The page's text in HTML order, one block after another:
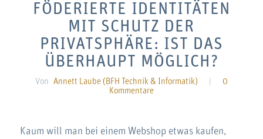
FÖDERIERTE IDENTITÄTEN
MIT SCHUTZ DER
PRIVATSPHÄRE: IST DAS
ÜBERHAUPT MÖGLICH?
Von Annett Laube (BFH Technik & Informatik)
0
Kommentare
Kaum will man bei einem Webshop etwas kaufen,